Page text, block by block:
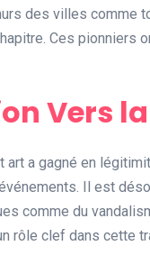
des villes comme
Ces
Vers
art a gagné en
Il est
comme du
rôle clef dans cette